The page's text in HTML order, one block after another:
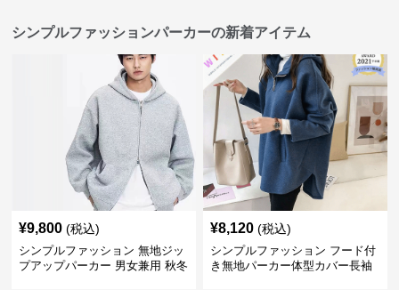
シンプルファッションパーカーの新着アイテム
¥9,800 (税込)
シンプルファッション 無地ジッ
プアップパーカー 男女兼用 秋冬
¥8,120 (税込)
シンプルファッション フード付
き無地パーカー体型カバー長袖